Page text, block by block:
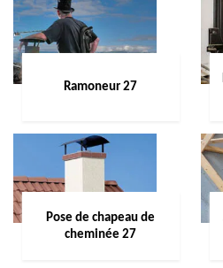
Ramoneur 27
Pose de chapeau de
cheminée 27